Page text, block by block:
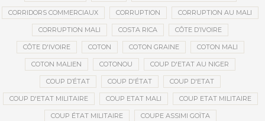
CORRIDORS COMMERCIAUX CORRUPTION CORRUPTION AU MALI
CORRUPTION MALI COSTA RICA CÔTE D’IVOIRE
CÔTE D'IVOIRE COTON COTON GRAINE COTON MALI
COTON MALIEN COTONOU COUP D'ETAT AU NIGER
COUP D’ÉTAT COUP D'ÉTAT COUP D'ETAT
COUP D'ETAT MILITAIRE COUP ETAT MALI COUP ETAT MILITAIRE
COUP ÉTAT MILITAIRE COUPE ASSIMI GOÏTA